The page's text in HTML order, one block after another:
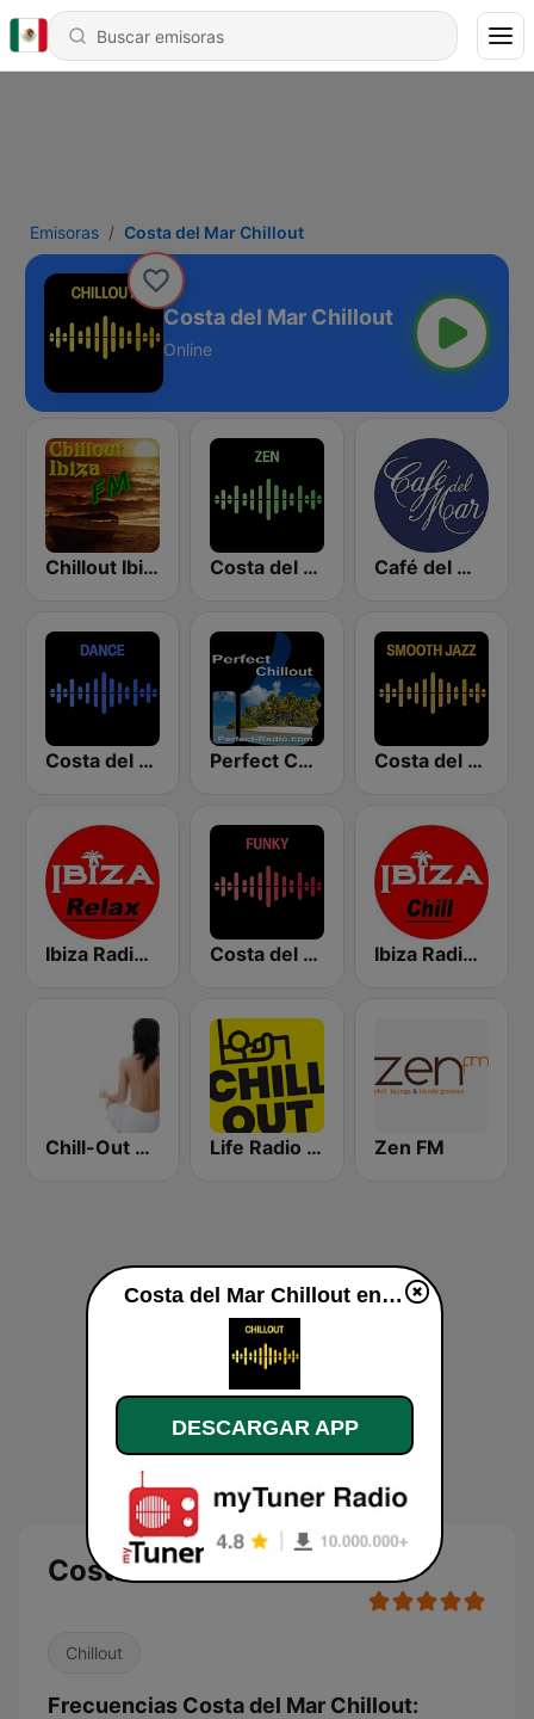
Emisoras Costa del Mar Chillout
Costa del Mar Chillout
Online
Chillout Ibiza FM Costa del Mar Zen Café del Mar Chill
Costa del Mar Dance Perfect Chillout Costa del Mar Smooth Sax
Ibiza Radios - Relax Costa del Mar Funky Ibiza Radios - Chill
Chill-Out Radio Gaia Life Radio Chill Out Zen FM
Costa del Mar Chillout
Chillout
Frecuencias Costa del Mar Chillout:
Costa del Mar Chillout en vivo
DESCARGAR APP